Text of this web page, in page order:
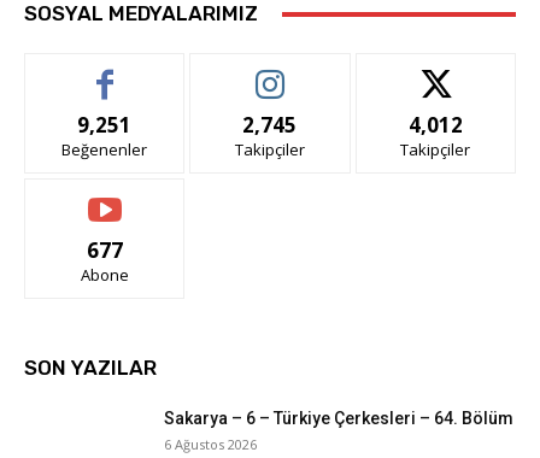
SOSYAL MEDYALARIMIZ
9,251
Beğenenler
2,745
Takipçiler
4,012
Takipçiler
677
Abone
SON YAZILAR
Sakarya – 6 – Türkiye Çerkesleri – 64. Bölüm
6 Ağustos 2026